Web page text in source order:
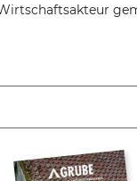
Ansitzsack